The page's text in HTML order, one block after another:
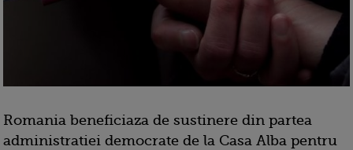
Romania beneficiaza de sustinere din partea
administratiei democrate de la Casa Alba pentru